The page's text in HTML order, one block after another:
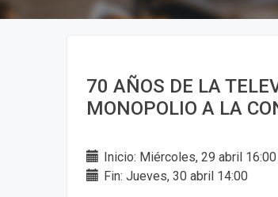
70 AÑOS DE LA
MONOPOLIO A LA
Inicio: Miércoles, 29 abril 16:00
Fin: Jueves, 30 abril 14:00